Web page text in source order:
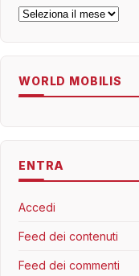
Archivi
WORLD MOBILIS
ENTRA
Accedi
Feed dei contenuti
Feed dei commenti